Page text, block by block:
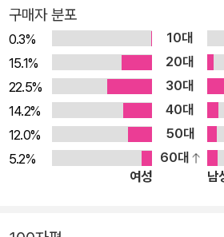
다 놓는다”(「우주 조류」). 주체의 이 의
내는 움직임은 불현듯 ‘나’의 어둠을 파
세상을 펼쳐놓는다. 각자의 자리에서 삶
린 박자”는 “처음 들어보는 이야기의 미
낯선 ‘너’와의 조우는 당장이 아니더라
‘나’의 입술을 열게 하는 새로운 언어의
처럼 하재연의 시에는 ‘너’라는 분명한
사나 자아분열에서 비롯한 것이 아니라
구매자 분포
0.3% 10대
15.1%
20대
22.5%
30대
14.2%
40대
12.0%
50대
5.2%
60대
여성
남